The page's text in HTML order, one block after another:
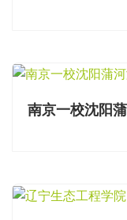
南京一校沈阳